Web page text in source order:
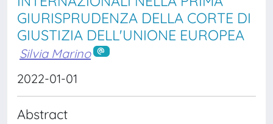
GIURISPRUDENZA DELLA CORTE DI
GIUSTIZIA DELL'UNIONE EUROPEA
Silvia Marino
2022-01-01
Abstract